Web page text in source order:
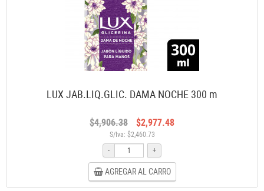
LUX JAB.LIQ.GLIC. DAMA NOCHE 300 m
$4,906.38 $2,977.48
S/Iva: $2,460.73
-
+
AGREGAR AL CARRO